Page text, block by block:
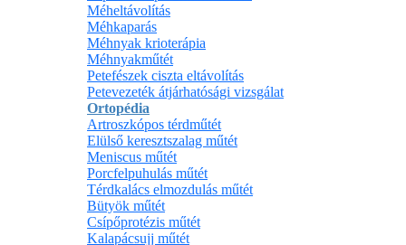
Méheltávolítás
Méhkaparás
Méhnyak krioterápia
Méhnyakműtét
Petefészek ciszta eltávolítás
Petevezeték átjárhatósági vizsgálat
Ortopédia
Artroszkópos térdműtét
Elülső keresztszalag műtét
Meniscus műtét
Porcfelpuhulás műtét
Térdkalács elmozdulás műtét
Bütyök műtét
Csípőprotézis műtét
Kalapácsujj műtét